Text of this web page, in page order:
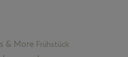
& More Frühstück